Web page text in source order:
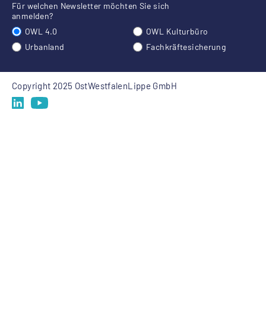
Für welchen Newsletter möchten Sie sich
anmelden?
OWL 4.0
OWL Kulturbüro
Urbanland
Fachkräftesicherung
Copyright 2025 OstWestfalenLippe GmbH